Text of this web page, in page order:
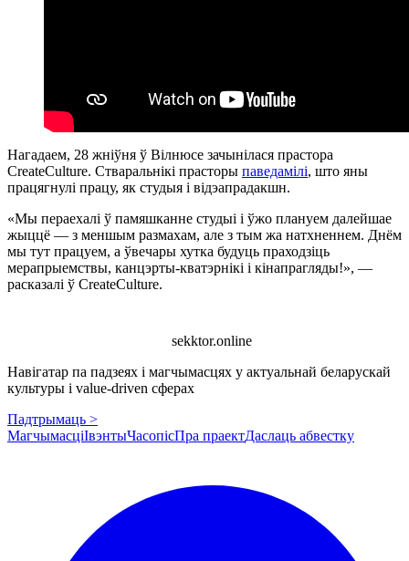
Нагадаем, 28 жніўня ў Вілнюсе зачынілася прастора
CreateCulture. Стваральнікі прасторы паведамілі, што яны
працягнулі працу, як студыя і відэапрадакшн.
«Мы пераехалі ў памяшканне студыі і ўжо плануем далейшае
жыццё — з меншым размахам, але з тым жа натхненнем. Днём
мы тут працуем, а ўвечары хутка будуць праходзіць
мерапрыемствы, канцэрты-кватэрнікі і кінапрагляды!», —
расказалі ў CreateCulture.
sekktor.online
Навігатар па падзеях і магчымасцях у актуальнай беларускай
культуры і value-driven сферах
Падтрымаць >
МагчымасціІвэнтыЧасопісПра праектДаслаць абвестку